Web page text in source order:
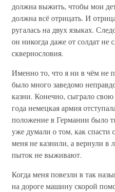
должна выжить, чтобы мои
должна всё отрицать. И
ругалась на двух языках.
он никогда даже от солдат не
сквернословия.
Именно то, что я ни в чём не
было много заведомо
казни. Конечно, сыграло
года немецкая армия
положение в Германии было
уже думали о том, как
меня не казнили, а вернули в
пыток не выживают.
Когда меня повезли в так
на дороге машину скорой